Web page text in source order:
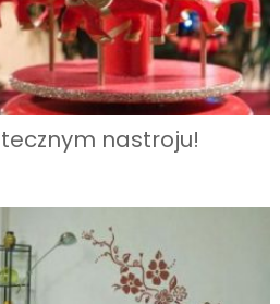
nastroju!